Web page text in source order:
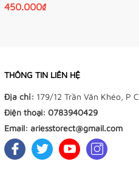
450.000₫
THÔNG TIN LIÊN HỆ
Địa chỉ: 179/12 Trần Văn Khéo, P
Điện thoại: 0783940429
Email: ariesstorect@gmail.com